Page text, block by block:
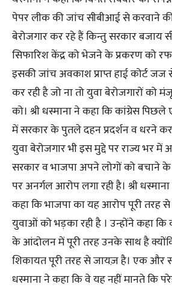
पेपर लीक की जांच सीबीआई से करवाने
बेरोजगार कर रहे हैं किन्तु सरकार बजाय
सिफारिश केंद्र को भेजने के प्रकरण को
इसकी जांच अवकाश प्राप्त हाई कोर्ट
कर रही है जो ना तो युवा बेरोजगारों को
को। श्री धस्माना ने कहा कि कांग्रेस
में सरकार के पुतले दहन प्रदर्शन व धरने
युवा बेरोजगार भी इस मुद्दे पर राज्य भर
सरकार व भाजपा अपने लोगों को बचाने
पर अनर्गल आरोप लगा रही है। श्री
कहा कि भाजपा का यह आरोप पूरी तरह से
युवाओं को भड़का रही है । उन्होंने कहा कि
के आंदोलन में पूरी तरह उनके साथ है
शिकायत पूरी तरह से जायज़ है। एक और
धस्माना ने कहा कि वे यह नहीं मानते कि